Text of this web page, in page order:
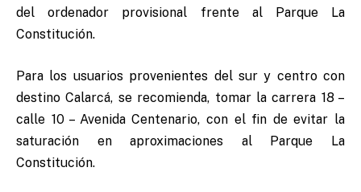
del ordenador provisional frente al Parque La
Constitución.
Para los usuarios provenientes del sur y centro con
destino Calarcá, se recomienda, tomar la carrera 18 –
calle 10 – Avenida Centenario, con el fin de evitar la
saturación en aproximaciones al Parque La
Constitución.